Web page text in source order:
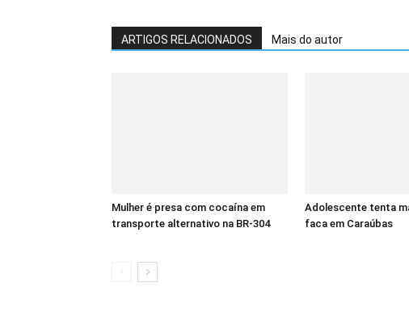
ARTIGOS RELACIONADOS Mais do autor
Mulher é presa com cocaína em
transporte alternativo na BR-304
Adolescente tenta
faca em Caraúbas